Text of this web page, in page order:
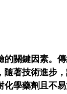
關鍵因素。
著技術進步
學藥劑且不易